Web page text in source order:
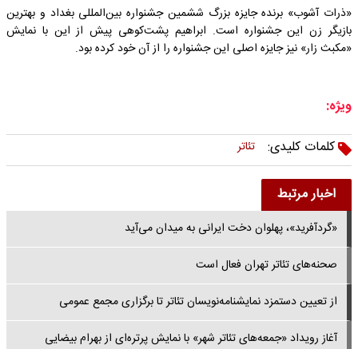
«ذرات آشوب» برنده جایزه بزرگ ششمین جشنواره بین‌المللی بغداد و بهترین
بازیگر زن این جشنواره است. ابراهیم پشت‌کوهی پیش از این با نمایش
«مکبث زار» نیز جایزه اصلی این جشنواره را از آن خود کرده بود.
ویژه:
کلمات کلیدی:
تئاتر
اخبار مرتبط
«گردآفرید»، پهلوان دخت ایرانی به میدان می‌آید
صحنه‌های تئاتر تهران فعال است
از تعیین دستمزد نمایشنامه‌نویسان تئاتر تا برگزاری مجمع عمومی
آغاز رویداد «جمعه‌های تئاتر شهر» با نمایش پرتره‌ای از بهرام بیضایی